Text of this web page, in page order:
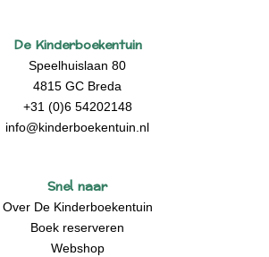
De Kinderboekentuin
Speelhuislaan 80
4815 GC Breda
+31 (0)6 54202148
info@kinderboekentuin.nl
Snel naar
Over De Kinderboekentuin
Boek reserveren
Webshop